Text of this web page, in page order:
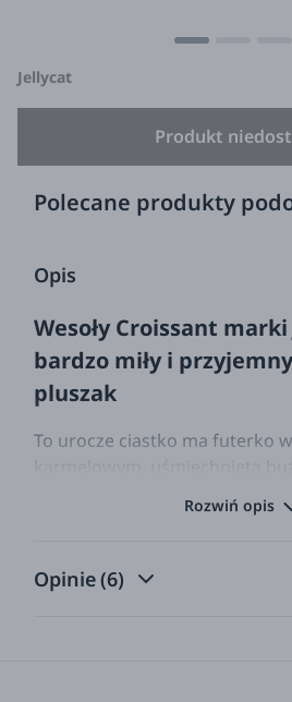
Jellycat
Produkt
Polecane produkty
Opis
Wesoły Croissant
bardzo miły i
pluszak
To urocze ciastko ma futerko
karmelowym, uśmiechniętą
bawić i przytulać. Pluszak
dzieci materiałów.
Idealny pomysł na prezent
Rozwiń opis
Opinie(6)